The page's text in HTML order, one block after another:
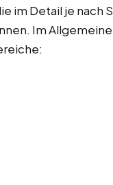
im Detail je nach
Im